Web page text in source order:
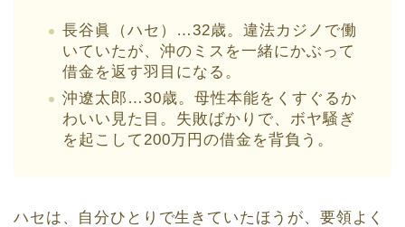
長谷眞（ハセ）…32歳。違法カジノで働
いていたが、沖のミスを一緒にかぶって
借金を返す羽目になる。
沖遼太郎…30歳。母性本能をくすぐるか
わいい見た目。失敗ばかりで、ボヤ騒ぎ
を起こして200万円の借金を背負う。
ハセは、自分ひとりで生きていたほうが、要領よく